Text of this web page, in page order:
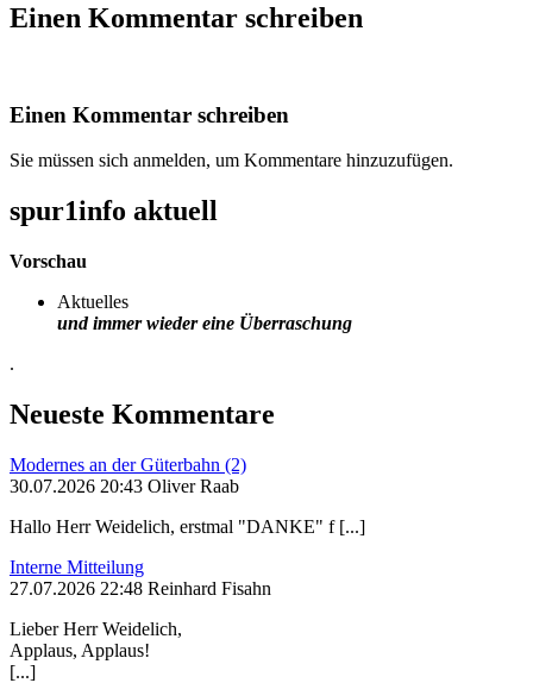
Einen Kommentar schreiben
Einen Kommentar schreiben
Sie müssen sich anmelden, um Kommentare hinzuzufügen.
spur1info aktuell
Vorschau
Aktuelles
und immer wieder eine Überraschung
.
Neueste Kommentare
Modernes an der Güterbahn (2)
30.07.2026 20:43 Oliver Raab
Hallo Herr Weidelich, erstmal "DANKE" f [...]
Interne Mitteilung
27.07.2026 22:48 Reinhard Fisahn
Lieber Herr Weidelich,
Applaus, Applaus!
[...]